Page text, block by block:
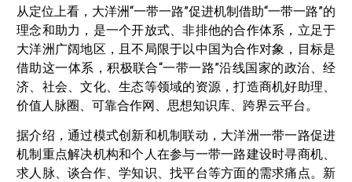
从定位上看，大洋洲“一带一路”促进机制借助“一带一路”的
理念和助力，是一个开放式、非排他的合作体系，立足于
大洋洲广阔地区，且不局限于以中国为合作对象，目标是
借助这一体系，积极联合“一带一路”沿线国家的政治、经
济、社会、文化、生态等领域的资源，打造商机好助理、
价值人脉圈、可靠合作网、思想知识库、跨界云平台。
据介绍，通过模式创新和机制联动，大洋洲一带一路促进
机制重点解决机构和个人在参与一带一路建设时寻商机、
求人脉、谈合作、学知识、找平台等方面的需求痛点。新